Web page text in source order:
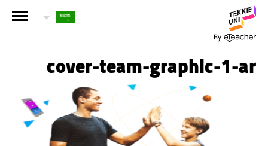
cover-team-graphic-1-ar
هل أنت مهتم بإحدى دوراتنا؟
اترك تفاصيلك وسنقوم بالتواصل معك قريباً!
الاسم الكامل لولي الأمر